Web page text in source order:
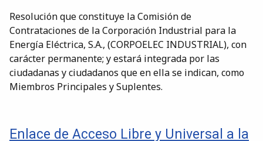
Resolución que constituye la Comisión de
Contrataciones de la Corporación Industrial para la
Energía Eléctrica, S.A., (CORPOELEC INDUSTRIAL), con
carácter permanente; y estará integrada por las
ciudadanas y ciudadanos que en ella se indican, como
Miembros Principales y Suplentes.
Enlace de Acceso Libre y Universal a la